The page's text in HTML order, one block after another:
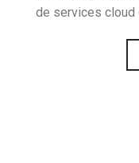
de services cloud